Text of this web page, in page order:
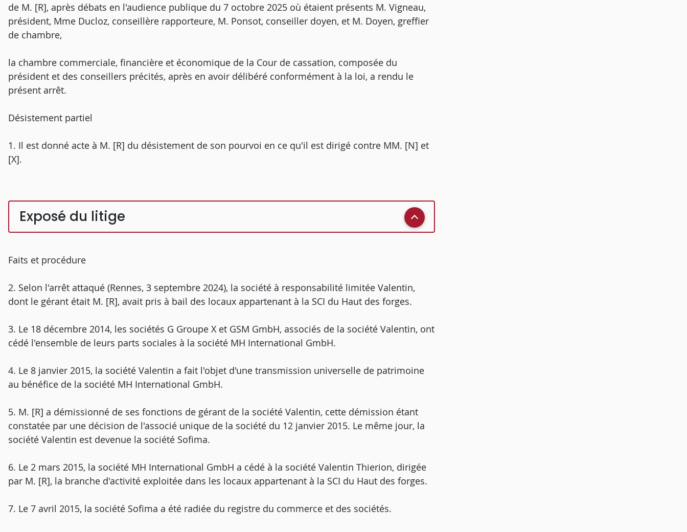
de M. [R], après débats en l'audience publique du 7 octobre 2025 où étaient présents M. Vigneau,
président, Mme Ducloz, conseillère rapporteure, M. Ponsot, conseiller doyen, et M. Doyen, greffier
de chambre,
la chambre commerciale, financière et économique de la Cour de cassation, composée du
président et des conseillers précités, après en avoir délibéré conformément à la loi, a rendu le
présent arrêt.
Désistement partiel
1. Il est donné acte à M. [R] du désistement de son pourvoi en ce qu'il est dirigé contre MM. [N] et
[X].
Exposé du litige
Faits et procédure
2. Selon l'arrêt attaqué (Rennes, 3 septembre 2024), la société à responsabilité limitée Valentin,
dont le gérant était M. [R], avait pris à bail des locaux appartenant à la SCI du Haut des forges.
3. Le 18 décembre 2014, les sociétés G Groupe X et GSM GmbH, associés de la société Valentin, ont
cédé l'ensemble de leurs parts sociales à la société MH International GmbH.
4. Le 8 janvier 2015, la société Valentin a fait l'objet d'une transmission universelle de patrimoine
au bénéfice de la société MH International GmbH.
5. M. [R] a démissionné de ses fonctions de gérant de la société Valentin, cette démission étant
constatée par une décision de l'associé unique de la société du 12 janvier 2015. Le même jour, la
société Valentin est devenue la société Sofima.
6. Le 2 mars 2015, la société MH International GmbH a cédé à la société Valentin Thierion, dirigée
par M. [R], la branche d'activité exploitée dans les locaux appartenant à la SCI du Haut des forges.
7. Le 7 avril 2015, la société Sofima a été radiée du registre du commerce et des sociétés.